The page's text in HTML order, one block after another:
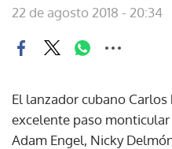
22 de agosto 2018 - 20:34
El lanzador cubano
excelente paso
Adam Engel, Nicky